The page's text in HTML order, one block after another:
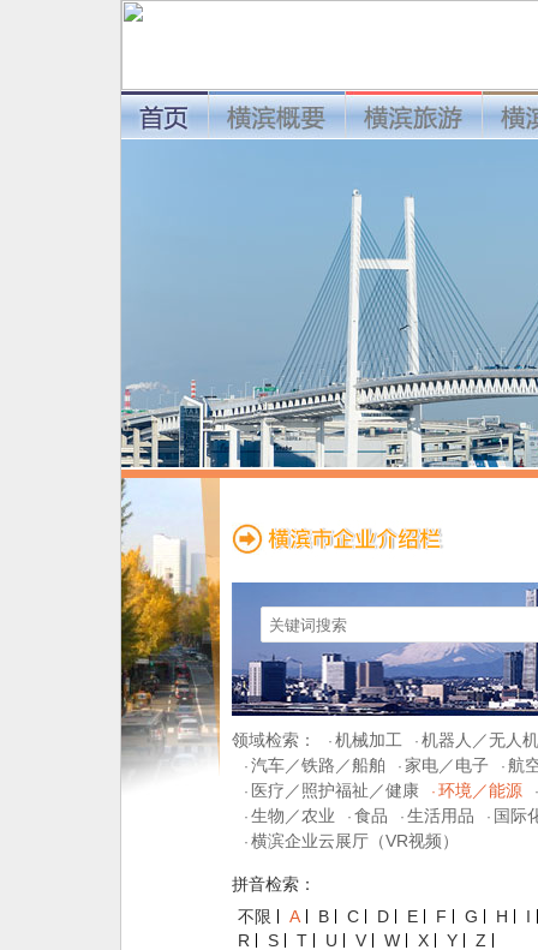
领域检索： · 机械加工 · 机器人／无人机
· 汽车／铁路／船舶 · 家电／电子 · 航
· 医疗／照护福祉／健康 · 环境／能源
·
· 生物／农业 · 食品 · 生活用品 · 国际
· 横滨企业云展厅（VR视频）
拼音检索：
不限
A B C D E F G H
I
R
S T U V W X Y Z